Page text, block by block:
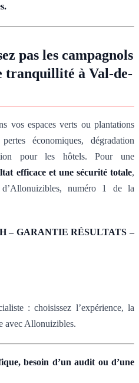
pas les campagnols
tranquillité à Val-de-
vos espaces verts ou plantations
économiques, dégradation
pour les hôtels. Pour une
efficace et une sécurité totale,
numéro 1 de la
– GARANTIE RÉSULTATS –
: choisissez l’expérience, la
avec Allonuizibles.
besoin d’un audit ou d’une